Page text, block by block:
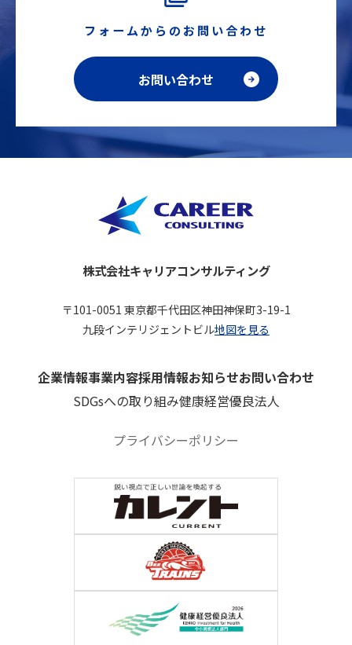
フォームからのお問い合わせ
お問い合わせ
株式会社キャリアコンサルティング
〒101-0051 東京都千代田区神田神保町3-19-1
九段インテリジェントビル地図を見る
企業情報事業内容採用情報お知らせお問い合わせ
SDGsへの取り組み健康経営優良法人
プライバシーポリシー